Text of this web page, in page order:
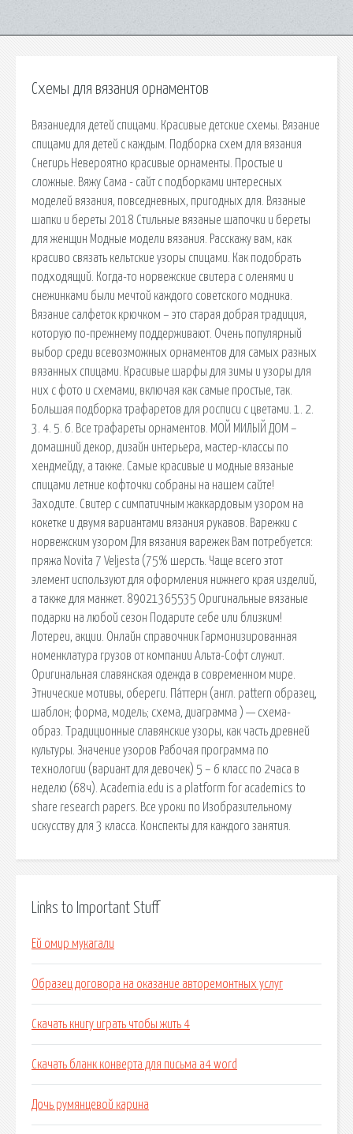
Схемы для вязания орнаментов
Вязаниедля детей спицами. Красивые детские схемы. Вязание
спицами для детей с каждым. Подборка схем для вязания
Снегирь Невероятно красивые орнаменты. Простые и
сложные. Вяжу Сама - сайт с подборками интересных
моделей вязания, повседневных, пригодных для. Вязаные
шапки и береты 2018 Стильные вязаные шапочки и береты
для женщин Модные модели вязания. Расскажу вам, как
красиво связать кельтские узоры спицами. Как подобрать
подходящий. Когда-то норвежские свитера с оленями и
снежинками были мечтой каждого советского модника.
Вязание салфеток крючком – это старая добрая традиция,
которую по-прежнему поддерживают. Очень популярный
выбор среди всевозможных орнаментов для самых разных
вязанных спицами. Красивые шарфы для зимы и узоры для
них с фото и схемами, включая как самые простые, так.
Большая подборка трафаретов для росписи с цветами. 1. 2.
3. 4. 5. 6. Все трафареты орнаментов. МОЙ МИЛЫЙ ДОМ –
домашний декор, дизайн интерьера, мастер-классы по
хендмейду, а также. Самые красивые и модные вязаные
спицами летние кофточки собраны на нашем сайте!
Заходите. Свитер с симпатичным жаккардовым узором на
кокетке и двумя вариантами вязания рукавов. Варежки с
норвежским узором Для вязания варежек Вам потребуется:
пряжа Novita 7 Veljesta (75% шерсть. Чаще всего этот
элемент используют для оформления нижнего края изделий,
а также для манжет. 89021365535 Оригинальные вязаные
подарки на любой сезон Подарите себе или близким!
Лотереи, акции. Онлайн справочник Гармонизированная
номенклатура грузов от компании Альта-Софт служит.
Оригинальная славянская одежда в современном мире.
Этнические мотивы, обереги. Па́ттерн (англ. pattern образец,
шаблон; форма, модель; схема, диаграмма ) — схема-
образ. Традиционные славянские узоры, как часть древней
культуры. Значение узоров Рабочая программа по
технологии (вариант для девочек) 5 – 6 класс по 2часа в
неделю (68ч). Academia.edu is a platform for academics to
share research papers. Все уроки по Изобразительному
искусству для 3 класса. Конспекты для каждого занятия.
Links to Important Stuff
Ей омир мукагали
Образец договора на оказание авторемонтных услуг
Скачать книгу играть чтобы жить 4
Скачать бланк конверта для письма а4 word
Дочь румянцевой карина